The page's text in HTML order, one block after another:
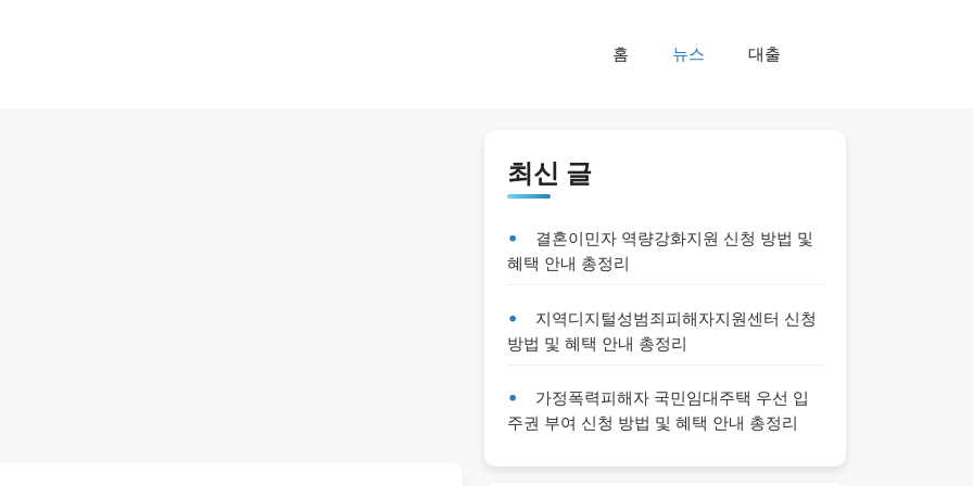
홈 뉴스 대출
최신 글
결혼이민자 역량강화지원 신청 방법 및
혜택 안내 총정리
지역디지털성범죄피해자지원센터 신청
방법 및 혜택 안내 총정리
가정폭력피해자 국민임대주택 우선 입
주권 부여 신청 방법 및 혜택 안내 총정리